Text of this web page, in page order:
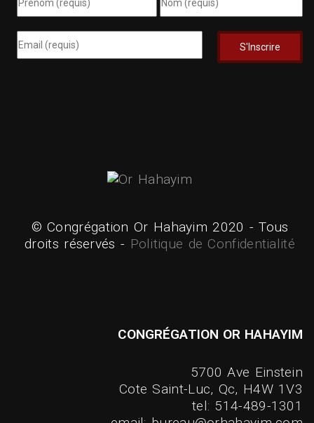
© Congrégation Or Hahayim 2020 - Tous
droits réservés - Politique de Confidentialité
CONGRÉGATION OR HAHAYIM
5700 Ave Einstein
Cote Saint-Luc, Qc, H4W 1V3
tel: 514-489-1301